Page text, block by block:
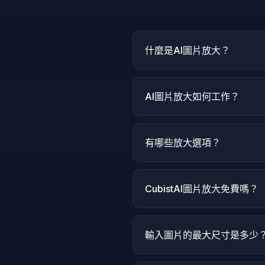
什麼是AI圖片放大？
AI圖片放大如何工作？
有哪些放大選項？
CubistAI圖片放大免費嗎？
輸入圖片的最大尺寸是多少